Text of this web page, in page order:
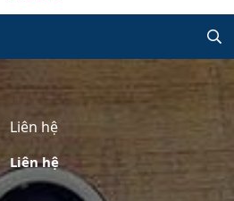
Liên hệ
Liên hệ